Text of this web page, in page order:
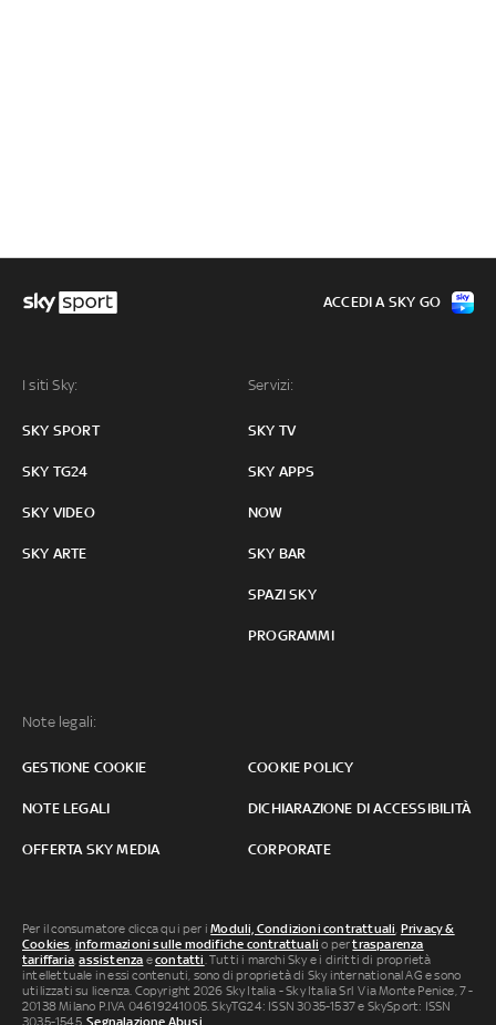
I siti Sky:
SKY SPORT
SKY TG24
SKY VIDEO
SKY ARTE
Servizi:
SKY TV
SKY APPS
NOW
SKY BAR
SPAZI SKY
PROGRAMMI
Note legali:
GESTIONE COOKIE COOKIE POLICY
NOTE LEGALI DICHIARAZIONE DI ACCESSIBILITÀ
OFFERTA SKY MEDIA CORPORATE
ACCEDI A SKY GO
Per il consumatore clicca qui per iModuli, Condizioni contrattuali, Privacy &
Cookies, informazioni sulle modifiche contrattuali o pertrasparenza
tariffaria,assistenza econtatti. Tutti i marchi Sky e i diritti di proprietà
intellettuale in essi contenuti, sono di proprietà di Sky international AG e sono
utilizzati su licenza. Copyright 2026 Sky Italia - Sky Italia Srl Via Monte Penice, 7 -
20138 Milano P.IVA 04619241005. SkyTG24: ISSN 3035-1537 e SkySport: ISSN